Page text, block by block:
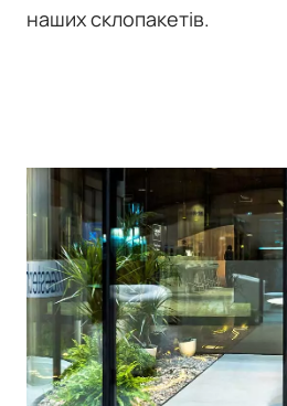
наших склопакетів.